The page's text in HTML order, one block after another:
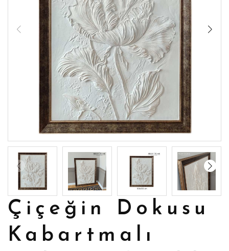
Çiçeğin Dokusu
Kabartmalı